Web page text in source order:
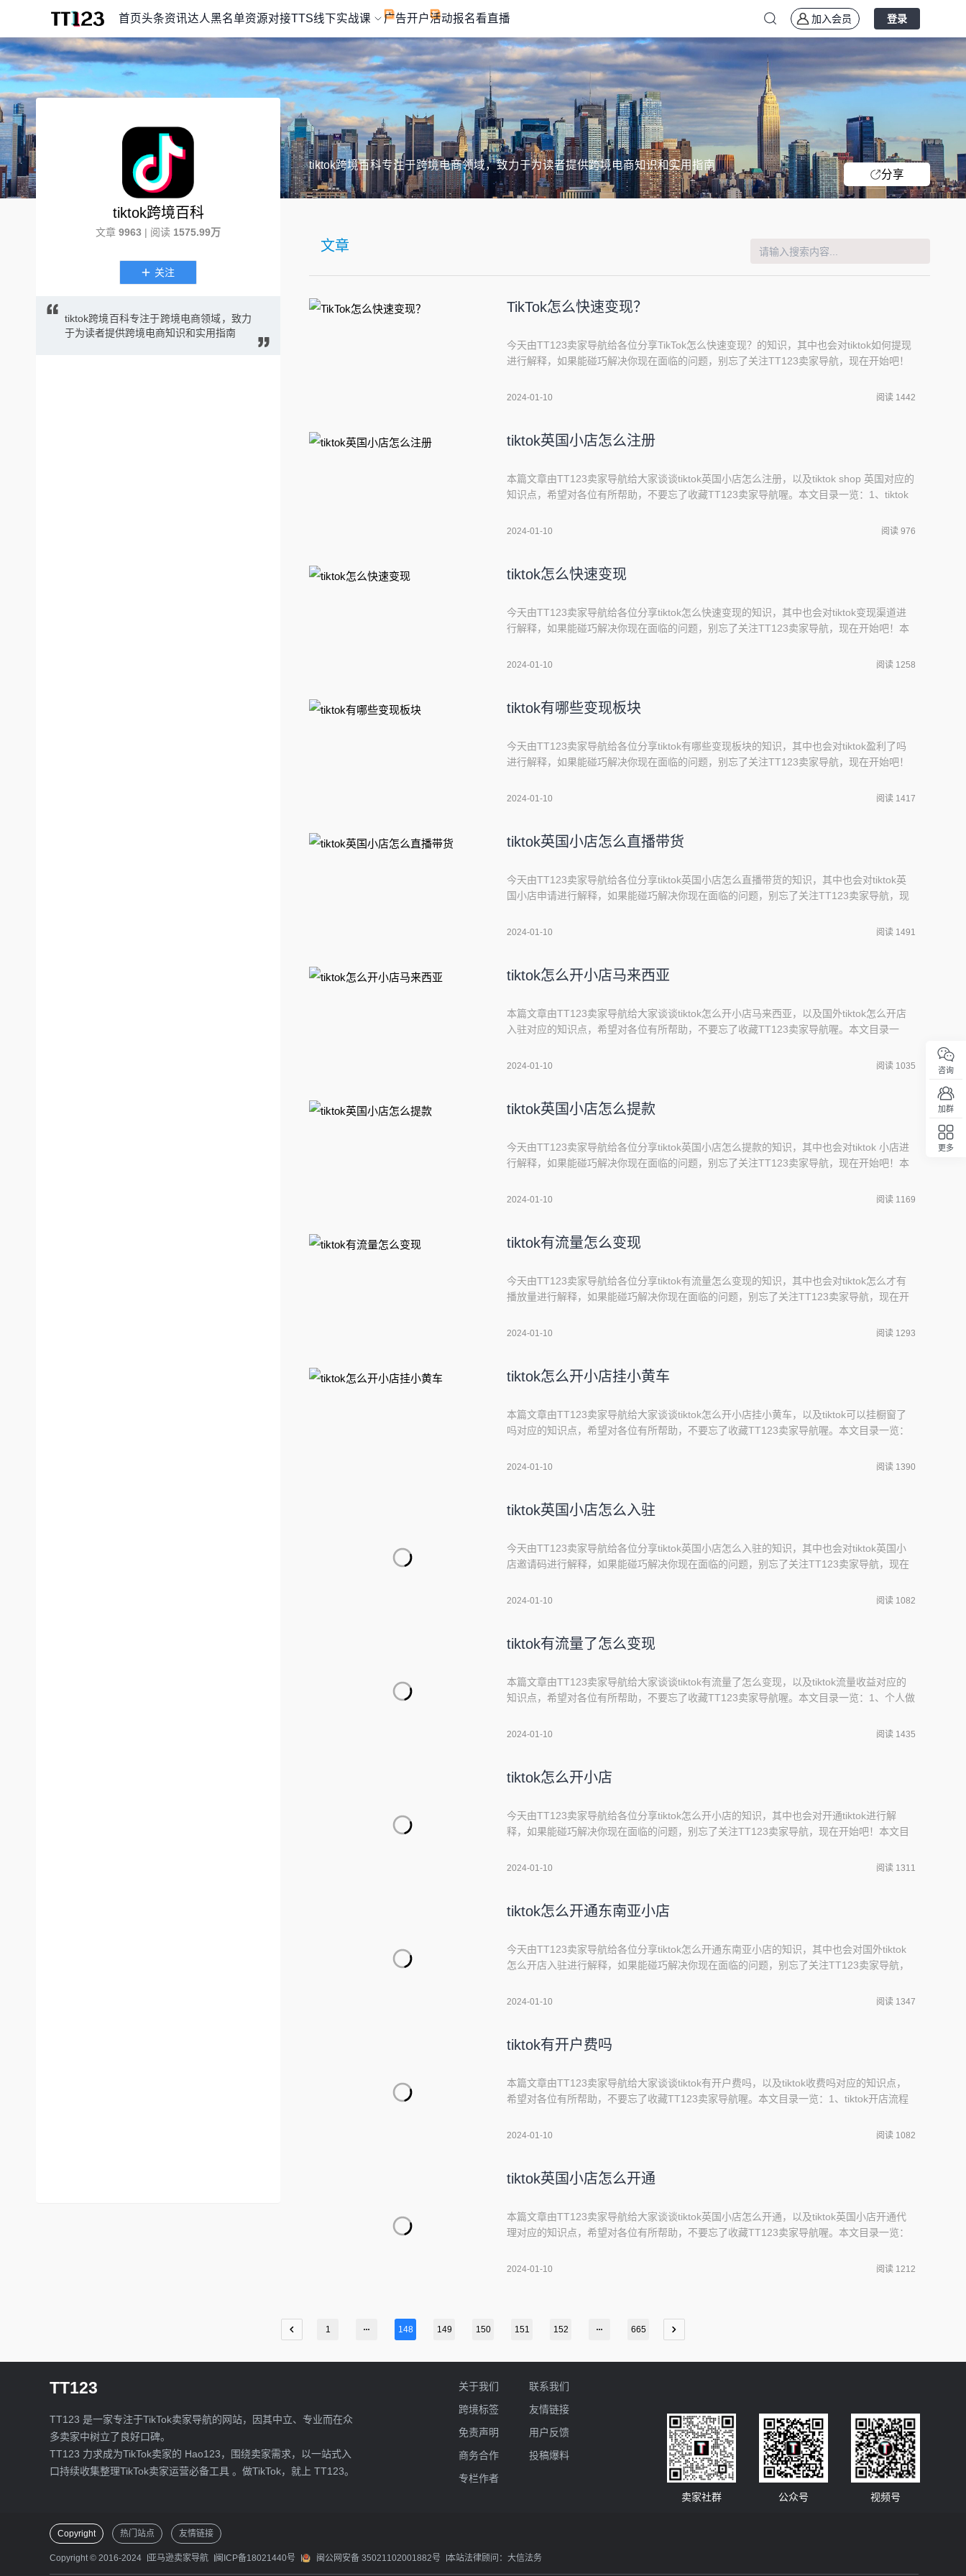
首页头条资讯达人黑名单资源对接TTS线下实战课 广告开户活动报名看直播 加入会员 登录
tiktok跨境百科
文章 9963 | 阅读 1575.99万
关注
tiktok跨境百科专注于跨境电商领域，致力
于为读者提供跨境电商知识和实用指南
tiktok跨境百科专注于跨境电商领域，致力于为读者提供跨境电商知识和实用指南
分享
文章
TikTok怎么快速变现？
今天由TT123卖家导航给各位分享TikTok怎么快速变现？的知识，其中也会对tiktok如何提现
进行解释，如果能碰巧解决你现在面临的问题，别忘了关注TT123卖家导航，现在开始吧！
的方法?4、国际版抖音能赚钱吗?tiktok怎么赚钱?TikTok国际版赚钱的方式主要有以下几种：
2024-01-10 阅读 1442
tiktok英国小店怎么注册
本篇文章由TT123卖家导航给大家谈谈tiktok英国小店怎么注册，以及tiktok shop 英国对应的
知识点，希望对各位有所帮助，不要忘了收藏TT123卖家导航喔。本文目录一览：1、tiktok
下：tiktok的注册方式分为三种方式，一种是手机号注册，一种是邮箱注册，还有一种统称为
2024-01-10 阅读 976
tiktok怎么快速变现
今天由TT123卖家导航给各位分享tiktok怎么快速变现的知识，其中也会对tiktok变现渠道进
行解释，如果能碰巧解决你现在面临的问题，别忘了关注TT123卖家导航，现在开始吧！本
类型账号涨粉快3、TikTok海外公会赚钱方法?4、TikTok跨境电商超详细的变现方式抖音国际
2024-01-10 阅读 1258
tiktok有哪些变现板块
今天由TT123卖家导航给各位分享tiktok有哪些变现板块的知识，其中也会对tiktok盈利了吗
进行解释，如果能碰巧解决你现在面临的问题，别忘了关注TT123卖家导航，现在开始吧！
详细的变现方式4、海外版抖音tiktok怎么赚钱5、怎么通过tiktok来赚钱?海外抖音tiktok怎么
2024-01-10 阅读 1417
tiktok英国小店怎么直播带货
今天由TT123卖家导航给各位分享tiktok英国小店怎么直播带货的知识，其中也会对tiktok英
国小店申请进行解释，如果能碰巧解决你现在面临的问题，别忘了关注TT123卖家导航，现
3、如何联系厂家直播带货4、海外抖音带货怎么做5、Tiktok怎么变现呢?TikTok上带货直播
2024-01-10 阅读 1491
tiktok怎么开小店马来西亚
本篇文章由TT123卖家导航给大家谈谈tiktok怎么开小店马来西亚，以及国外tiktok怎么开店
入驻对应的知识点，希望对各位有所帮助，不要忘了收藏TT123卖家导航喔。本文目录一
驻4、海外抖音短视频带货可以做吗5、如何入驻tk小店6、国外版抖音tiktok怎么注册TikTok
2024-01-10 阅读 1035
tiktok英国小店怎么提款
今天由TT123卖家导航给各位分享tiktok英国小店怎么提款的知识，其中也会对tiktok 小店进
行解释，如果能碰巧解决你现在面临的问题，别忘了关注TT123卖家导航，现在开始吧！本
公司考虑收购TikTok英国业务5、tiktok开店流程tiktok国际版怎么用1、国内如何用国际版
2024-01-10 阅读 1169
tiktok有流量怎么变现
今天由TT123卖家导航给各位分享tiktok有流量怎么变现的知识，其中也会对tiktok怎么才有
播放量进行解释，如果能碰巧解决你现在面临的问题，别忘了关注TT123卖家导航，现在开
TikTok怎么赚钱?有什么好的方法?怎么通过tiktok来赚钱?1、TikTok通过以下几种方式赚钱：
2024-01-10 阅读 1293
tiktok怎么开小店挂小黄车
本篇文章由TT123卖家导航给大家谈谈tiktok怎么开小店挂小黄车，以及tiktok可以挂橱窗了
吗对应的知识点，希望对各位有所帮助，不要忘了收藏TT123卖家导航喔。本文目录一览：
tiktok怎么开店入驻入驻TikTok小店。在TikTok上开店，首先需要入驻TikTok小店。开通小店
2024-01-10 阅读 1390
tiktok英国小店怎么入驻
今天由TT123卖家导航给各位分享tiktok英国小店怎么入驻的知识，其中也会对tiktok英国小
店邀请码进行解释，如果能碰巧解决你现在面临的问题，别忘了关注TT123卖家导航，现在
号做起来?3、tiktok入驻条件4、Tiktok小店如何入驻?开店后如何批量铺货?5、如何入驻tk小
2024-01-10 阅读 1082
tiktok有流量了怎么变现
本篇文章由TT123卖家导航给大家谈谈tiktok有流量了怎么变现，以及tiktok流量收益对应的
知识点，希望对各位有所帮助，不要忘了收藏TT123卖家导航喔。本文目录一览：1、个人做
tiktok怎么赚钱5、搬视频到tiktok怎么赚钱6、tiktok怎么赚钱个人做tiktok怎么赚钱极界培训Ti
2024-01-10 阅读 1435
tiktok怎么开小店
今天由TT123卖家导航给各位分享tiktok怎么开小店的知识，其中也会对开通tiktok进行解
释，如果能碰巧解决你现在面临的问题，别忘了关注TT123卖家导航，现在开始吧！本文目
店?4、tiktok小店的注册主体是什么意思TikTok小店怎么起号,怎样把账号做起来?1、入驻
2024-01-10 阅读 1311
tiktok怎么开通东南亚小店
今天由TT123卖家导航给各位分享tiktok怎么开通东南亚小店的知识，其中也会对国外tiktok
怎么开店入驻进行解释，如果能碰巧解决你现在面临的问题，别忘了关注TT123卖家导航，
开tiktok东南亚4、TikTok小店怎么起号,怎样把账号做起来?TikTok本土店如何入驻?1、首先，
2024-01-10 阅读 1347
tiktok有开户费吗
本篇文章由TT123卖家导航给大家谈谈tiktok有开户费吗，以及tiktok收费吗对应的知识点，
希望对各位有所帮助，不要忘了收藏TT123卖家导航喔。本文目录一览：1、tiktok开店流程
程及费用1、tiktok开店费用为500元。随着TikTok的全球用户规模不断扩大，很多商家开始在
2024-01-10 阅读 1082
tiktok英国小店怎么开通
本篇文章由TT123卖家导航给大家谈谈tiktok英国小店怎么开通，以及tiktok英国小店开通代
理对应的知识点，希望对各位有所帮助，不要忘了收藏TT123卖家导航喔。本文目录一览：
条件及费用4、如何入驻tk小店5、tiktok开店流程6、Tiktok小店如何入驻?开店后如何批量铺
2024-01-10 阅读 1212
1 148 149 150 151 152 665
TT123
TT123 是一家专注于TikTok卖家导航的网站，因其中立、专业而在众
多卖家中树立了良好口碑。
TT123 力求成为TikTok卖家的 Hao123，围绕卖家需求，以一站式入
口持续收集整理TikTok卖家运营必备工具 。做TikTok，就上 TT123。
关于我们
联系我们
跨境标签
友情链接
免责声明
用户反馈
商务合作
投稿爆料
专栏作者
卖家社群
公众号 视频号
Copyright 热门站点 友情链接
Copyright © 2016-2024 亚马逊卖家导航 闽ICP备18021440号 闽公网安备 35021102001882号 本站法律顾问：大信法务
咨询
加群
更多